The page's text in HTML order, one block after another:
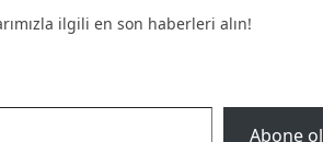
ilgili en son haberleri alın!
Abone ol